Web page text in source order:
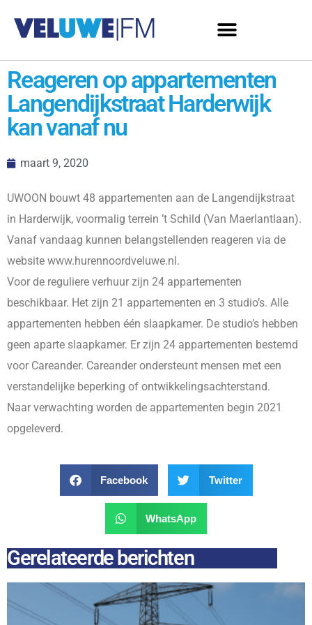
Reageren op appartementen
Langendijkstraat Harderwijk
kan vanaf nu
maart 9, 2020
UWOON bouwt 48 appartementen aan de Langendijkstraat
in Harderwijk, voormalig terrein ’t Schild (Van Maerlantlaan).
Vanaf vandaag kunnen belangstellenden reageren via de
website www.hurennoordveluwe.nl.
Voor de reguliere verhuur zijn 24 appartementen
beschikbaar. Het zijn 21 appartementen en 3 studio’s. Alle
appartementen hebben één slaapkamer. De studio’s hebben
geen aparte slaapkamer. Er zijn 24 appartementen bestemd
voor Careander. Careander ondersteunt mensen met een
verstandelijke beperking of ontwikkelingsachterstand.
Naar verwachting worden de appartementen begin 2021
opgeleverd.
Facebook Twitter
WhatsApp
Gerelateerde berichten